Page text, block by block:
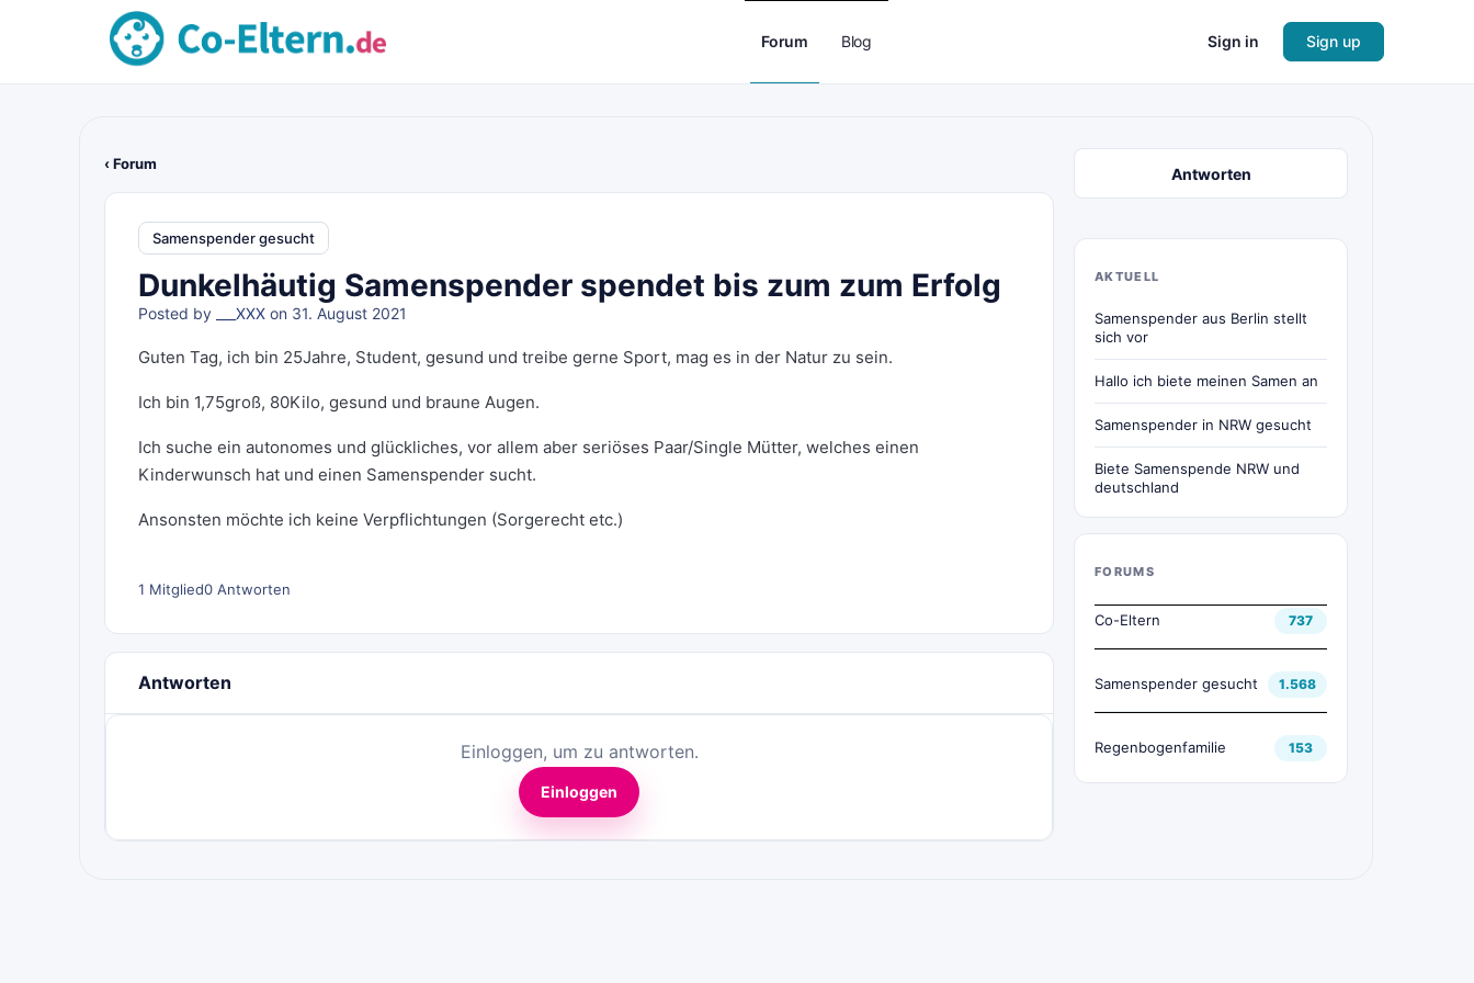
Forum Blog Sign in Sign up
‹ Forum
Samenspender gesucht
Dunkelhäutig Samenspender spendet bis zum zum Erfolg
Posted by ___XXX on 31. August 2021
Guten Tag, ich bin 25Jahre, Student, gesund und treibe gerne Sport, mag es in der Natur zu sein.
Ich bin 1,75groß, 80Kilo, gesund und braune Augen.
Ich suche ein autonomes und glückliches, vor allem aber seriöses Paar/Single Mütter, welches einen
Kinderwunsch hat und einen Samenspender sucht.
Ansonsten möchte ich keine Verpflichtungen (Sorgerecht etc.)
1 Mitglied0 Antworten
Antworten
Einloggen, um zu antworten.
Einloggen
Antworten
AKTUELL
Samenspender aus Berlin stellt
sich vor
Hallo ich biete meinen Samen an
Samenspender in NRW gesucht
Biete Samenspende NRW und
deutschland
FORUMS
Co-Eltern 737
Samenspender gesucht 1.568
Regenbogenfamilie 153